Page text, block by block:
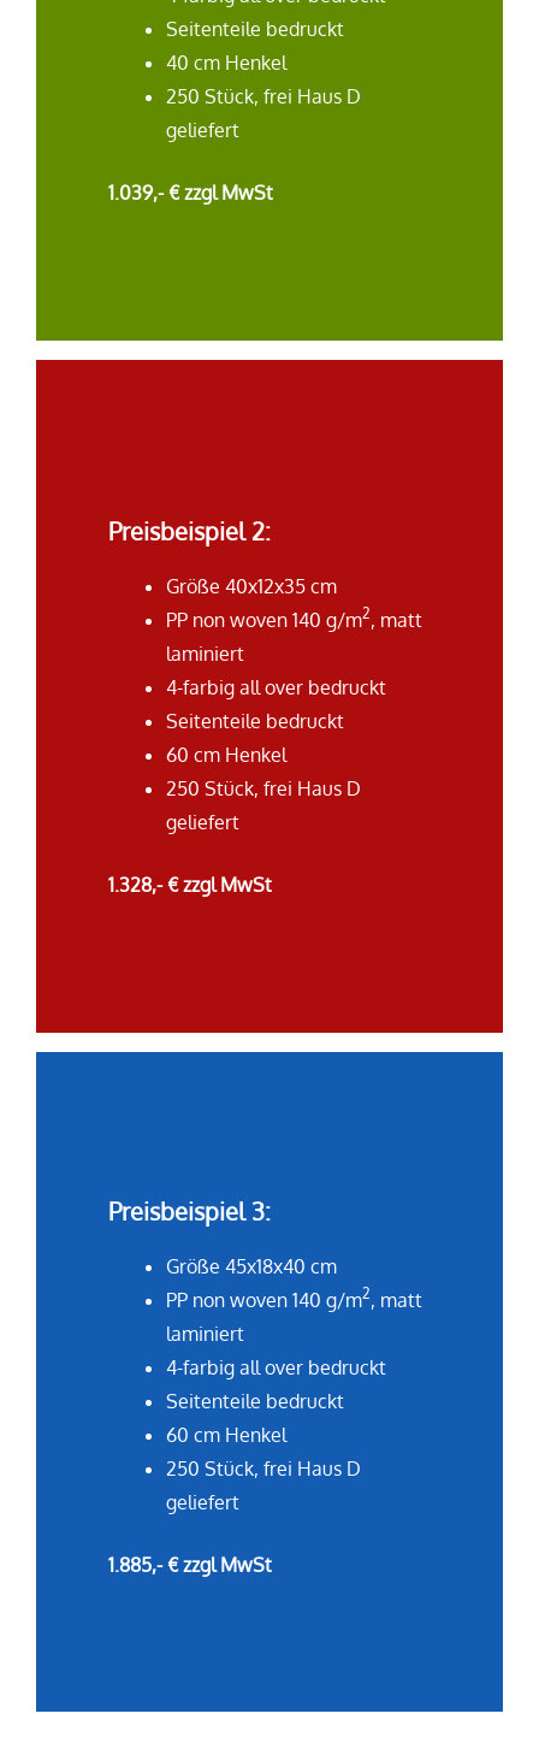
Seitenteile bedruckt
40 cm Henkel
250 Stück, frei Haus D
geliefert
1.039,- € zzgl MwSt
Preisbeispiel2:
Größe 40x12x35 cm
PP non woven 140 g/m2, matt
laminiert
4-farbig all over bedruckt
Seitenteile bedruckt
60 cm Henkel
250 Stück, frei Haus D
geliefert
1.328,- € zzgl MwSt
Preisbeispiel 3:
Größe 45x18x40 cm
PP non woven 140 g/m2, matt
laminiert
4-farbig all over bedruckt
Seitenteile bedruckt
60 cm Henkel
250 Stück, frei Haus D
geliefert
1.885,- € zzgl MwSt